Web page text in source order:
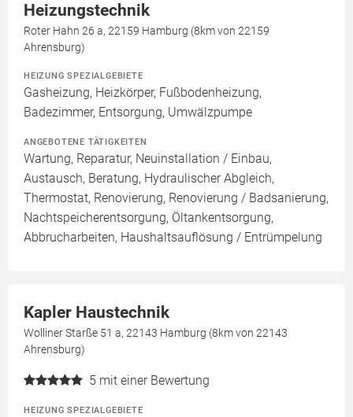
Heizungstechnik
Roter Hahn 26 a, 22159 Hamburg (8km von 22159
Ahrensburg)
HEIZUNG SPEZIALGEBIETE
Gasheizung, Heizkörper, Fußbodenheizung,
Badezimmer, Entsorgung, Umwälzpumpe
ANGEBOTENE TÄTIGKEITEN
Wartung, Reparatur, Neuinstallation / Einbau,
Austausch, Beratung, Hydraulischer Abgleich,
Thermostat, Renovierung, Renovierung / Badsanierung,
Nachtspeicherentsorgung, Öltankentsorgung,
Abbrucharbeiten, Haushaltsauflösung / Entrümpelung
Kapler Haustechnik
Wolliner Starße 51 a, 22143 Hamburg (8km von 22143
Ahrensburg)
5 mit einer Bewertung
HEIZUNG SPEZIALGEBIETE